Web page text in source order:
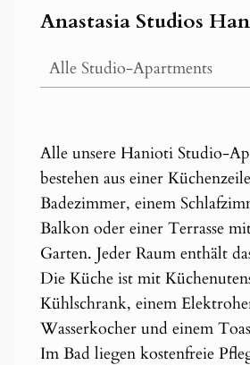
Anastasia Studios
Alle Studio-Apartments
Alle unsere Hanioti Studio-
bestehen aus einer
Badezimmer, einem
Balkon oder einer Terrasse
Garten. Jeder Raum enthält
Die Küche ist mit
Kühlschrank, einem
Wasserkocher und einem
Im Bad liegen kostenfreie